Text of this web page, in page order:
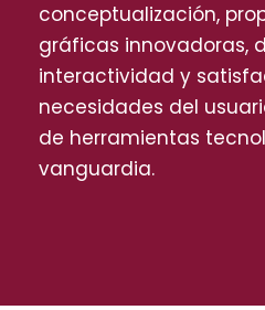
conceptualización,
gráficas innovadoras,
interactividad y
necesidades del
de herramientas
vanguardia.